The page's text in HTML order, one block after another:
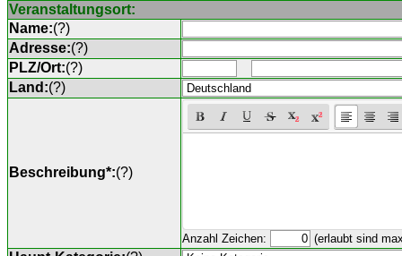
Veranstaltungsort:
Name:(?)
Adresse:(?)
PLZ/Ort:(?)
Land:(?)
Beschreibung*:(?)
Anzahl Zeichen: (erlaubt sind